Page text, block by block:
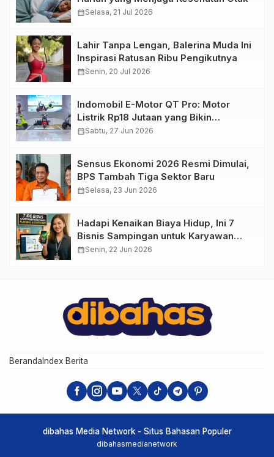
calendar_monthSelasa, 21 Jul 2026
Lahir Tanpa Lengan, Balerina Muda Ini
Inspirasi Ratusan Ribu Pengikutnya
calendar_monthSenin, 20 Jul 2026
Indomobil E-Motor QT Pro: Motor
Listrik Rp18 Jutaan yang Bikin
Penasaran
calendar_monthSabtu, 27 Jun 2026
Sensus Ekonomi 2026 Resmi Dimulai,
BPS Tambah Tiga Sektor Baru
calendar_monthSelasa, 23 Jun 2026
Hadapi Kenaikan Biaya Hidup, Ini 7
Bisnis Sampingan untuk Karyawan
yang Waktunya Sempit
calendar_monthSenin, 22 Jun 2026
Beranda Index Berita
dibahas Media Network - Situs Bahasan Populer
dibahasmedianetwork